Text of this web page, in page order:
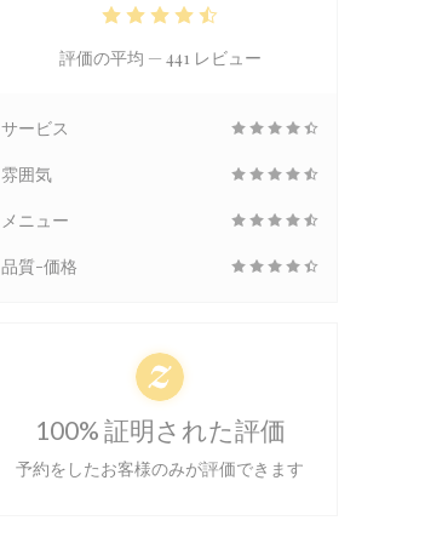
評価の平均 — 441 レビュー
サービス
雰囲気
メニュー
品質-価格
100% 証明された評価
予約をしたお客様のみが評価できます